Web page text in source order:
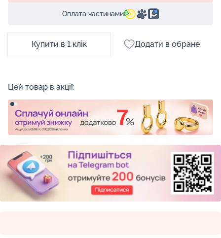
Оплата частинами
Купити в 1 клік Додати в обране
Цей товар в акції: